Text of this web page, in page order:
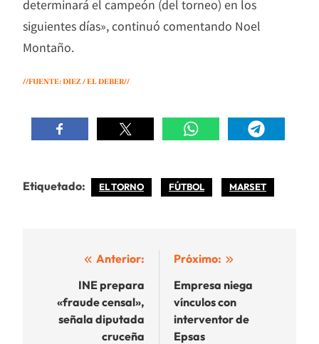
determinará el campeón (del torneo) en los
siguientes días», continuó comentando Noel
Montaño.
//FUENTE: DIEZ / EL DEBER//
Etiquetado: EL TORNO FÚTBOL MARSET
Navegación
entradas
Anterior:
INE prepara
«fraude censal»,
señala diputada
cruceña
Próximo:
Empresa niega
vínculos con
interventor de
Epsas